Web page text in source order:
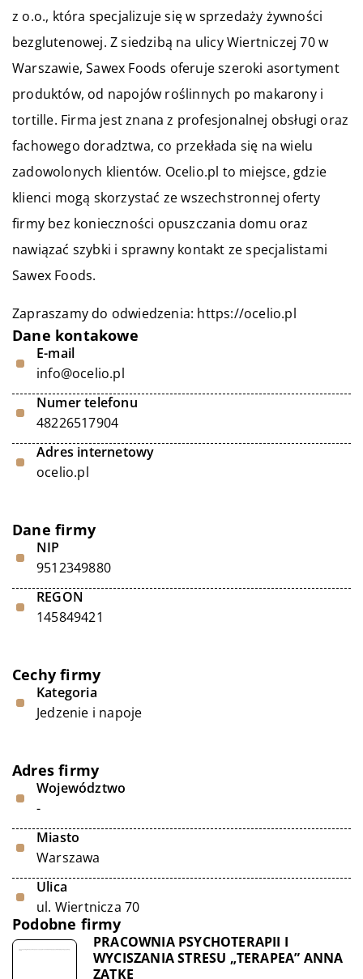
z o.o., która specjalizuje się w sprzedaży żywności
bezglutenowej. Z siedzibą na ulicy Wiertniczej 70 w
Warszawie, Sawex Foods oferuje szeroki asortyment
produktów, od napojów roślinnych po makarony i
tortille. Firma jest znana z profesjonalnej obsługi oraz
fachowego doradztwa, co przekłada się na wielu
zadowolonych klientów. Ocelio.pl to miejsce, gdzie
klienci mogą skorzystać ze wszechstronnej oferty
firmy bez konieczności opuszczania domu oraz
nawiązać szybki i sprawny kontakt ze specjalistami
Sawex Foods.
Zapraszamy do odwiedzenia: https://ocelio.pl
Dane kontakowe
E-mail
info@ocelio.pl
Numer telefonu
48226517904
Adres internetowy
ocelio.pl
Dane firmy
NIP
9512349880
REGON
145849421
Cechy firmy
Kategoria
Jedzenie i napoje
Adres firmy
Województwo
-
Miasto
Warszawa
Ulica
ul. Wiertnicza 70
Podobne firmy
PRACOWNIA PSYCHOTERAPII I
WYCISZANIA STRESU „TERAPEA” ANNA
ZATKE